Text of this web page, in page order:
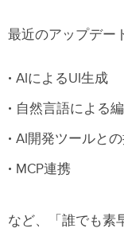
最近のアップデー
AIによるUI生成
自然言語による
AI開発ツールと
MCP連携
など、「誰でも素